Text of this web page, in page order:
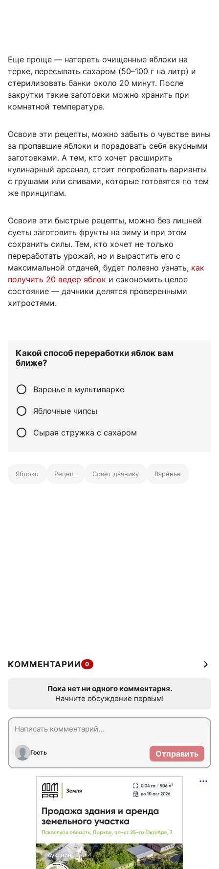
Еще проще — натереть очищенные яблоки на
терке, пересыпать сахаром (50–100 г на литр) и
стерилизовать банки около 20 минут. После
закрутки такие заготовки можно хранить при
комнатной температуре.
Освоив эти рецепты, можно забыть о чувстве вины
за пропавшие яблоки и порадовать себя вкусными
заготовками. А тем, кто хочет расширить
кулинарный арсенал, стоит попробовать варианты
с грушами или сливами, которые готовятся по тем
же принципам.
Освоив эти быстрые рецепты, можно без лишней
суеты заготовить фрукты на зиму и при этом
сохранить силы. Тем, кто хочет не только
переработать урожай, но и вырастить его с
максимальной отдачей, будет полезно узнать, как
получить 20 ведер яблок и сэкономить целое
состояние — дачники делятся проверенными
хитростями.
Какой способ переработки яблок вам
ближе?
Варенье в мультиварке
Яблочные чипсы
Сырая стружка с сахаром
Яблоко Рецепт Совет дачнику Варенье
КОММЕНТАРИИ 0
Пока нет ни одного комментария.
Начните обсуждение первым!
Гость Отправить